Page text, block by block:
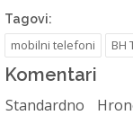
Tagovi:
mobilni telefoni BH
Komentari
Standardno